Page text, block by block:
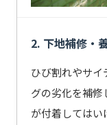
2. 下地補修・
ひび割れやサイ
グの劣化を補修
が付着しては